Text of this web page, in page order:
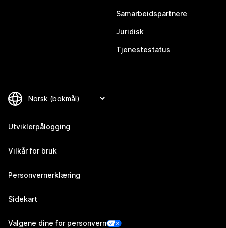
Samarbeidspartnere
Juridisk
Tjenestestatus
Utviklerpålogging
Vilkår for bruk
Personvernerklæring
Sidekart
Valgene dine for personvern